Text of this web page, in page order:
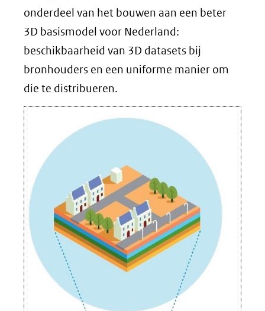
onderdeel van het bouwen aan een beter
3D basismodel voor Nederland:
beschikbaarheid van 3D datasets bij
bronhouders en een uniforme manier om
die te distribueren.